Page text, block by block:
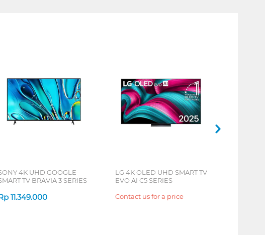
4K UHD GOOGLE
TV BRAVIA 3 SERIES
11.349.000
LG 4K OLED UHD SMART TV
EVO AI C5 SERIES
Contact us for a price